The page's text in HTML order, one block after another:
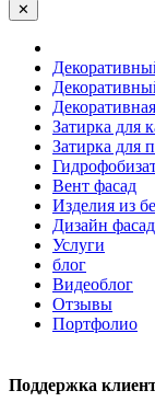
✕
Затирка для
Затирка для
Вент фасад
Изделия из
Дизайн
Услуги
блог
Видеоблог
Отзывы
Портфолио
Поддержка